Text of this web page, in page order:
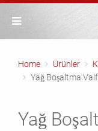
Home Ürünler
Yağ Boşaltma
Yağ